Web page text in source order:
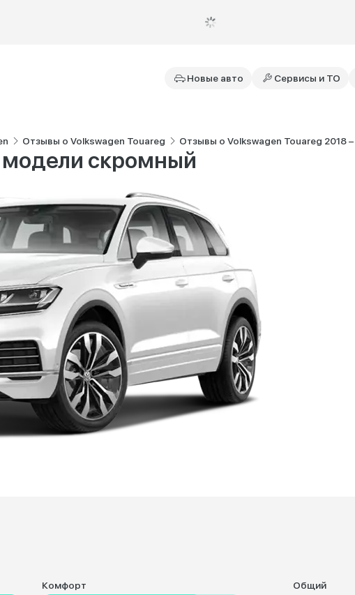
Новые авто Сервисы и ТО
Отзывы о Volkswagen Touareg Отзывы о Volkswagen Touareg 2018 –
модели скромный
Комфорт Общий